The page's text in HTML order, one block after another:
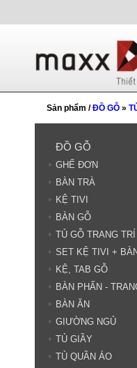
Sản phẩm /ĐỒ GỖ »
ĐỒ GỖ
GHẾ ĐƠN
BÀN TRÀ
KỆ TIVI
BÀN GỖ
TỦ GỖ TRANG TRÍ
SET KỆ TIVI +
KỆ, TAB GỖ
BÀN PHẤN -
BÀN ĂN
GIƯỜNG NGỦ
TỦ GIẦY
TỦ QUẦN ÁO